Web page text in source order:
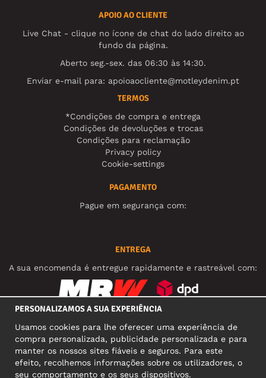
APOIO AO CLIENTE
Live Chat - clique no ícone de chat do lado direito ao
fundo da página.
Aberto seg.-sex. das 06:30 às 14:30.
Enviar e-mail para: apoioaocliente@motleydenim.pt
TERMOS
*Condições de compra e entrega
Condições de devoluções e trocas
Condições para reclamação
Privacy policy
Cookie-settings
PAGAMENTO
Pague em segurança com:
ENTREGA
A sua encomenda é entregue rapidamente e rastreável com:
MORADA COMERCIAL
PERSONALIZAMOS A SUA EXPERIÊNCIA
Usamos cookies para lhe oferecer uma experiência de
compra personalizada, publicidade personalizada e para
manter os nossos sites fiáveis e seguros. Para este
efeito, recolhemos informações sobre os utilizadores, o
seu comportamento e os seus dispositivos.